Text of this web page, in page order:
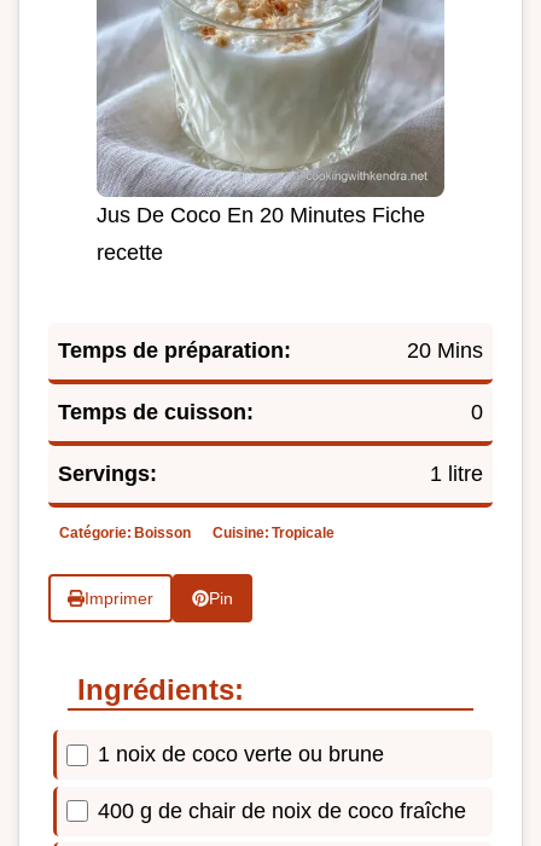
Jus De Coco En 20 Minutes Fiche
recette
Temps de préparation: 20 Mins
Temps de cuisson: 0
Servings: 1 litre
Catégorie: Boisson Cuisine: Tropicale
Imprimer Pin
Ingrédients:
1 noix de coco verte ou brune
400 g de chair de noix de coco fraîche